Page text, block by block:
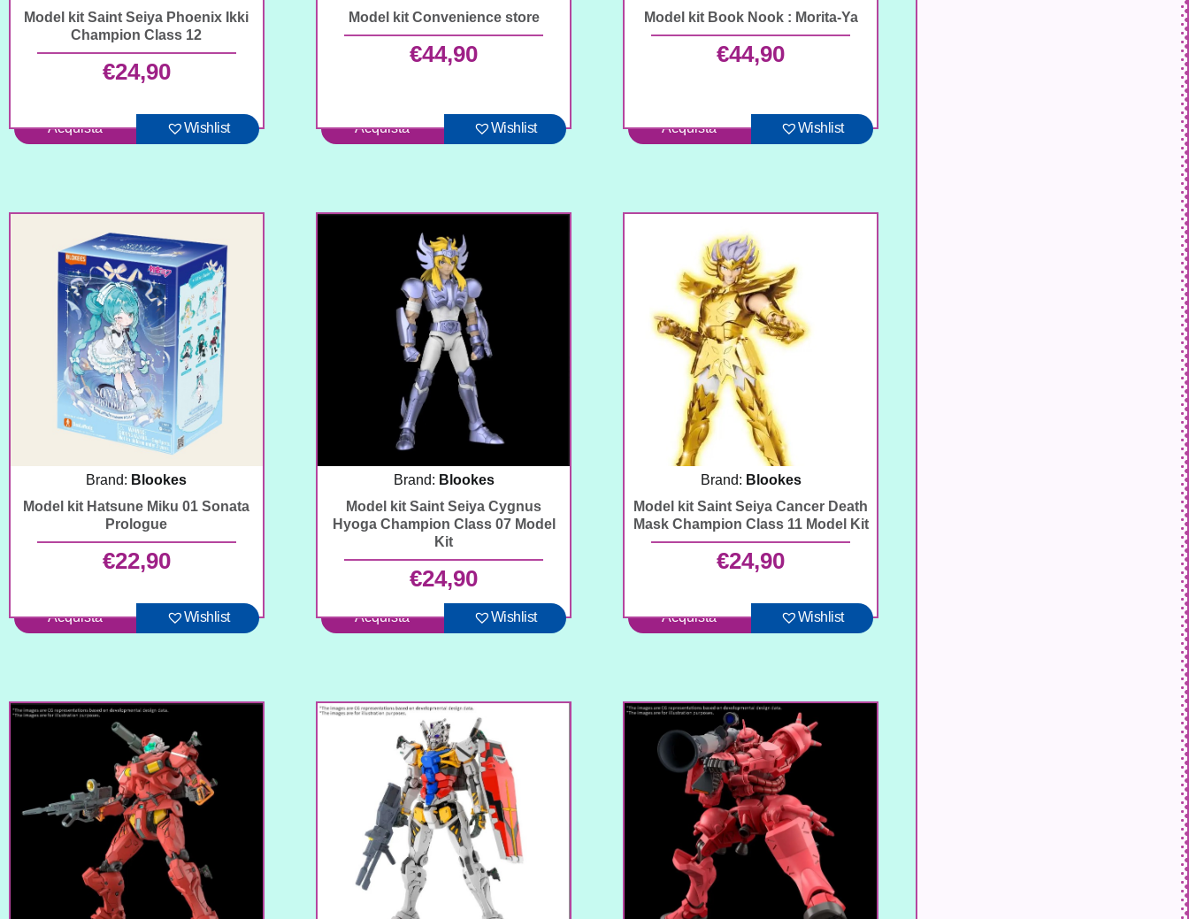
Model kit Saint Seiya Phoenix Ikki
Champion Class 12
€24,90
Acquista Wishlist
Model kit Convenience store
€44,90
Acquista Wishlist
Model kit Book Nook : Morita-Ya
€44,90
Acquista Wishlist
Brand: Blookes
Model kit Hatsune Miku 01 Sonata
Prologue
€22,90
Acquista Wishlist
Brand: Blookes
Model kit Saint Seiya Cygnus
Hyoga Champion Class 07 Model
Kit
€24,90
Acquista Wishlist
Brand: Blookes
Model kit Saint Seiya Cancer Death
Mask Champion Class 11 Model Kit
€24,90
Acquista Wishlist